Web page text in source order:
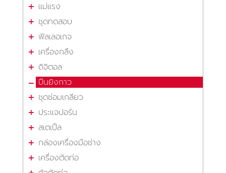
แม่แรง
ชุดทดสอบ
ฟิลเลอเกจ
เครื่องกลึง
ดิจิตอล
ปืนยิงกาว
ชุดซ่อมเกลียว
ประแจปอร์น
สเตเปิ้ล
กล่องเครื่องมือช่าง
เครื่องตัดท่อ